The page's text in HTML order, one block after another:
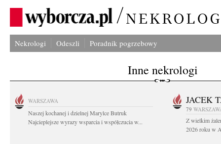
Nekrologi Odeszli Poradnik pogrzebowy
Inne nekrologi
WARSZAWA
Naszej kochanej i dzielnej Marylce Butruk
Najcieplejsze wyrazy wsparcia i współczucia w...
JACEK
79
Z wielkim
2026 roku w